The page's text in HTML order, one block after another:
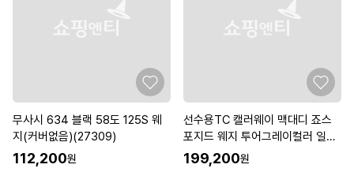
무사시 634 블랙 58도 125S 웨
지(커버없음)(27309)
112,200원
선수용TC 캘러웨이 맥대디 죠스
포지드 웨지 투어그레이컬러 일본
정품 S200 TC제품
199,200원